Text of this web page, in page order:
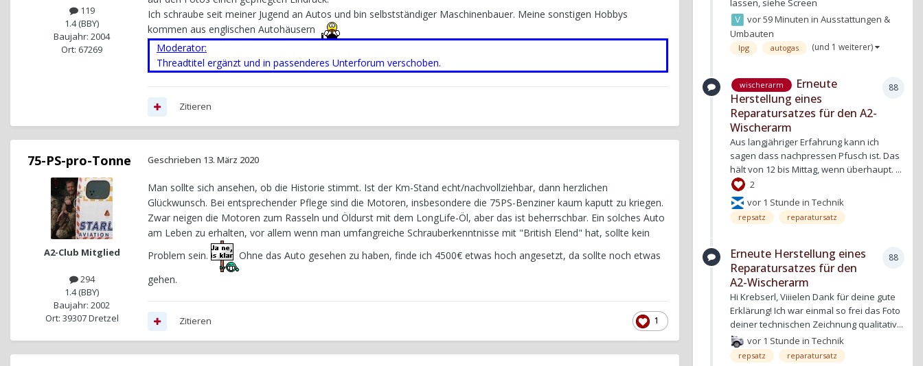
119
1.4 (BBY)
Baujahr: 2004
Ort: 67269
Ich schraube seit meiner Jugend an Autos und bin selbstständiger Maschinenbauer. Meine sonstigen Hobbys
kommen aus englischen Autohäusern
Moderator:
Threadtitel ergänzt und in passenderes Unterforum verschoben.
Zitieren
75-PS-pro-Tonne
A2-Club Mitglied
294
1.4 (BBY)
Baujahr: 2002
Ort: 39307 Dretzel
Geschrieben 13. März 2020
Man sollte sich ansehen, ob die Historie stimmt. Ist der Km-Stand echt/nachvollziehbar, dann herzlichen
Glückwunsch. Bei entsprechender Pflege sind die Motoren, insbesondere die 75PS-Benziner kaum kaputt zu kriegen.
Zwar neigen die Motoren zum Rasseln und Öldurst mit dem LongLife-Öl, aber das ist beherrschbar. Ein solches Auto
am Leben zu erhalten, vor allem wenn man umfangreiche Schrauberkenntnisse mit "British Elend" hat, sollte kein
Problem sein.
Ohne das Auto gesehen zu haben, finde ich 4500€ etwas hoch angesetzt, da sollte noch etwas
gehen.
1
Zitieren
lassen, siehe Screen
vor 59 MinuteninAusstattungen &
Umbauten
lpg autogas (und 1 weiterer)
88
wischerarm
Erneute
Herstellung eines
Reparatursatzes für den A2-
Wischerarm
Aus langjähriger Erfahrung kann ich
sagen dass nachpressen Pfusch ist. Das
hält von 12 bis Mittag, wenn überhaupt. ...
2
vor 1 Stunde inTechnik
repsatz reparatursatz
88
Erneute Herstellung eines
Reparatursatzes für den
A2-Wischerarm
Hi Krebserl, Viiielen Dank für deine gute
Erklärung! Ich war einmal so frei das Foto
deiner technischen Zeichnung qualitativ...
vor 1 Stunde inTechnik
repsatz reparatursatz